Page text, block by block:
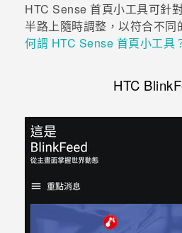
HTC Sense 首頁小工具可針
半路上隨時調整，以符合不同
何謂 HTC Sense 首頁小工具
HTC